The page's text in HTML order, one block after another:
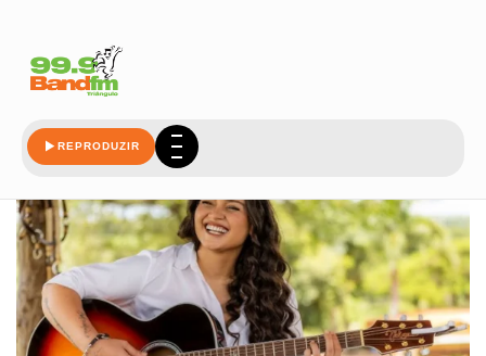
REPRODUZIR